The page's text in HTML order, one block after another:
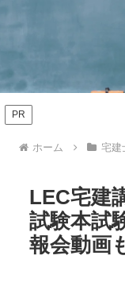
PR
ホーム 宅建
LEC宅建
試験本試
報会動画